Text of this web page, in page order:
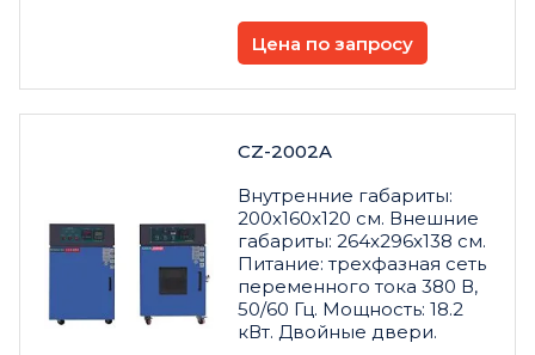
Цена по запросу
CZ-2002A
Внутренние габариты:
200x160x120 см. Внешние
габариты: 264x296x138 см.
Питание: трехфазная сеть
переменного тока 380 В,
50/60 Гц. Мощность: 18.2
кВт. Двойные двери.